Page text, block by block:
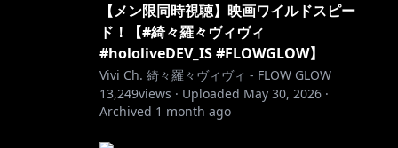
【メン限同時視聴】映画ワイルドスピー
ド！【#綺々羅々ヴィヴィ
#hololiveDEV_IS #FLOWGLOW】
Vivi Ch. 綺々羅々ヴィヴィ - FLOW GLOW
13,249views · Uploaded May 30, 2026 ·
Archived 1 month ago